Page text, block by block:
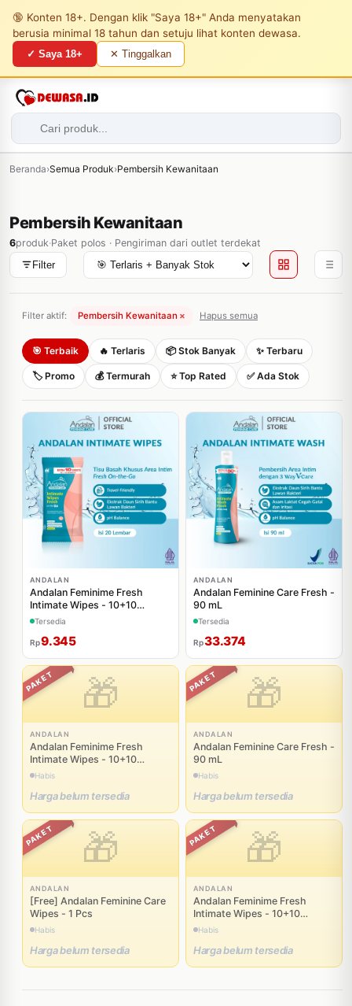
🔞 Konten 18+. Dengan klik "Saya 18+" Anda menyatakan
berusia minimal 18 tahun dan setuju lihat konten dewasa.
✓ Saya 18+ ✕ Tinggalkan
Beranda›Semua Produk›Pembersih Kewanitaan
Pembersih Kewanitaan
6produk·Paket polos · Pengiriman dari outlet terdekat
Filter
Filter aktif: Pembersih Kewanitaan × Hapus semua
🎯 Terbaik 🔥 Terlaris 📦 Stok Banyak ✨ Terbaru
🏷️ Promo 💰 Termurah ⭐ Top Rated ✅ Ada Stok
ANDALAN
Andalan Feminime Fresh
Intimate Wipes - 10+10
Sheets
Tersedia
Rp9.345
ANDALAN
Andalan Feminine Care Fresh -
90 mL
Tersedia
Rp33.374
PAKET 🎁
ANDALAN
Andalan Feminime Fresh
Intimate Wipes - 10+10
Sheets
Habis
Harga belum tersedia
PAKET 🎁
ANDALAN
Andalan Feminine Care Fresh -
90 mL
Habis
Harga belum tersedia
PAKET 🎁
ANDALAN
[Free] Andalan Feminine Care
Wipes - 1 Pcs
Habis
Harga belum tersedia
PAKET 🎁
ANDALAN
Andalan Feminime Fresh
Intimate Wipes - 10+10
Sheets × 2 + Andalan
Habis
Harga belum tersedia